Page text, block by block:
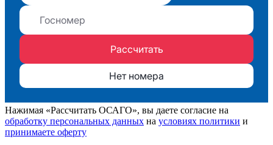
Нажимая «Рассчитать ОСАГО», вы даете согласие на
обработку персональных данных на условиях политики и
принимаете оферту